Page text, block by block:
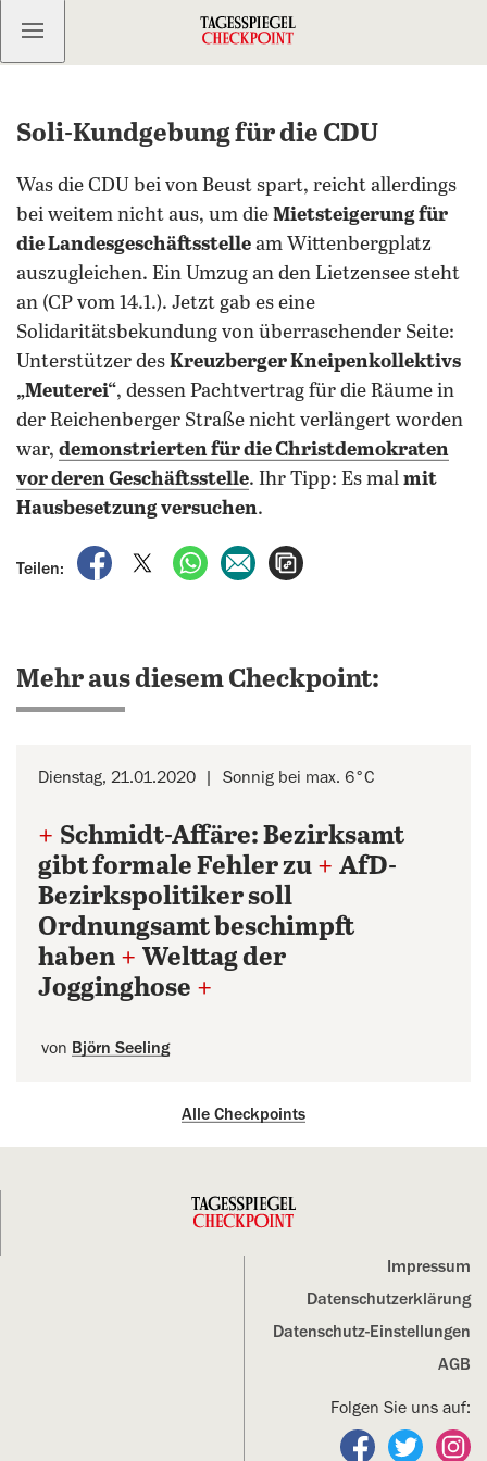
Kostenlos anmelden
Soli-Kundgebung für die CDU
Was die CDU bei von Beust spart, reicht allerdings
bei weitem nicht aus, um die Mietsteigerung für
die Landesgeschäftsstelle am Wittenbergplatz
auszugleichen. Ein Umzug an den Lietzensee steht
an (CP vom 14.1.). Jetzt gab es eine
Solidaritätsbekundung von überraschender Seite:
Unterstützer des Kreuzberger Kneipenkollektivs
„Meuterei“, dessen Pachtvertrag für die Räume in
der Reichenberger Straße nicht verlängert worden
war, demonstrierten für die Christdemokraten
vor deren Geschäftsstelle. Ihr Tipp: Es mal mit
Hausbesetzung versuchen.
Teilen:
auf Facebook teilen
auf X teilenper WhatsApp teilen
per E-Mail teilen
Mehr aus diesem Checkpoint:
Dienstag, 21.01.2020 Sonnig bei max. 6°C
+ Schmidt-Affäre: Bezirksamt
gibt formale Fehler zu + AfD-
Bezirkspolitiker soll
Ordnungsamt beschimpft
haben + Welttag der
Jogginghose +
von Björn Seeling
Alle Checkpoints
Impressum
Datenschutz­erklärung
Datenschutz-Einstellungen
AGB
Folgen Sie uns auf:
Folgen Sie